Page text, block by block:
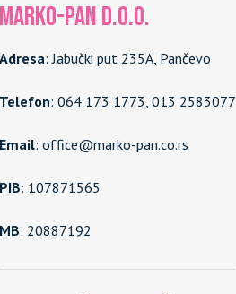
MARKO-PAN d.o.o.
Adresa: Jabučki put 235A, Pančevo
Telefon: 064 173 1773, 013 2583077
Email: office@marko-pan.co.rs
PIB: 107871565
MB: 20887192